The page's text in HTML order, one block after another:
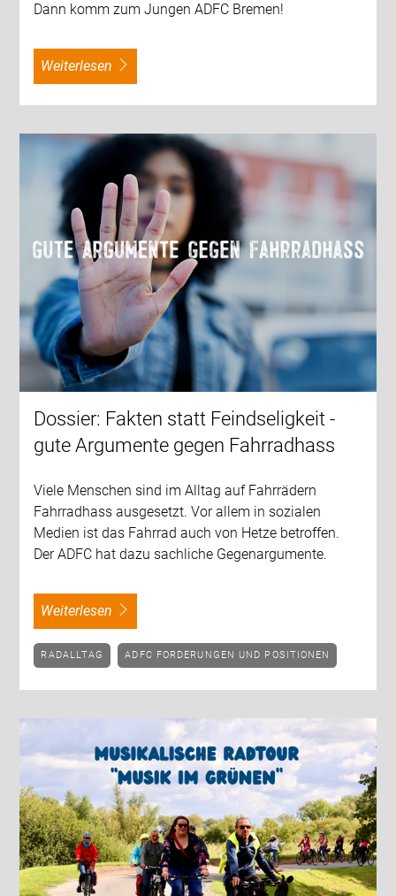
Dann komm zum Jungen ADFC Bremen!
weiterlesen
Dossier: Fakten statt Feindseligkeit -
gute Argumente gegen Fahrradhass
Viele Menschen sind im Alltag auf Fahrrädern
Fahrradhass ausgesetzt. Vor allem in sozialen
Medien ist das Fahrrad auch von Hetze betroffen.
Der ADFC hat dazu sachliche Gegenargumente.
weiterlesen
RADALLTAG ADFC FORDERUNGEN UND POSITIONEN